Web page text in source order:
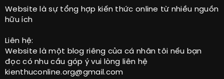
Website là sự tổng hợp kiến thức online từ nhiều nguồn
hữu ích
Liên hệ:
Website là một blog riêng của cá nhân tôi nếu bạn
đọc có nhu cầu góp ý vui lòng liên hệ
kienthuconline.org@gmail.com